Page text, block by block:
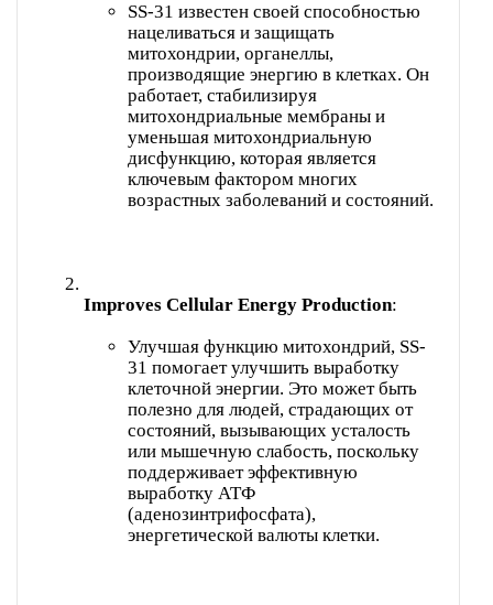
SS-31 известен своей способностью
нацеливаться и защищать
митохондрии, органеллы,
производящие энергию в клетках. Он
работает, стабилизируя
митохондриальные мембраны и
уменьшая митохондриальную
дисфункцию, которая является
ключевым фактором многих
возрастных заболеваний и состояний.
Improves Cellular Energy Production
Улучшая функцию митохондрий, SS-
31 помогает улучшить выработку
клеточной энергии. Это может быть
полезно для людей, страдающих от
состояний, вызывающих усталость
или мышечную слабость, поскольку
поддерживает эффективную
выработку АТФ
(аденозинтрифосфата),
энергетической валюты клетки.